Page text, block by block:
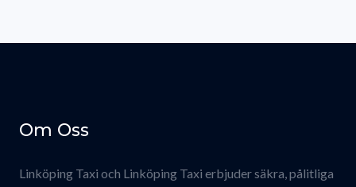
Om Oss
Linköping Taxi och Linköping Taxi erbjuder säkra, pålitliga